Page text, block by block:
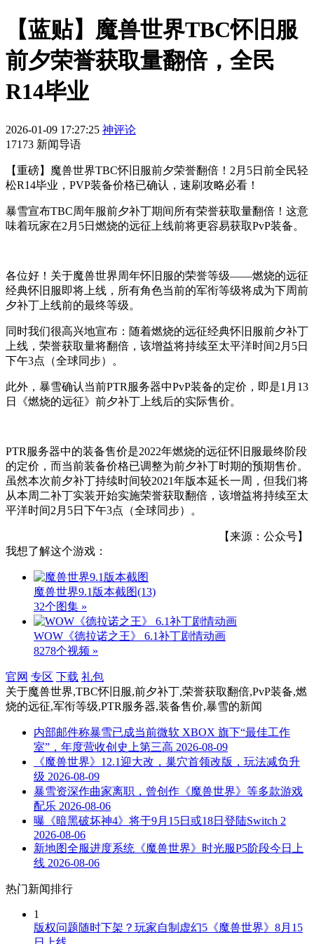
【蓝贴】魔兽世界TBC怀旧服
前夕荣誉获取量翻倍，全民
R14毕业
2026-01-09 17:27:25 神评论
17173 新闻导语
【重磅】魔兽世界TBC怀旧服前夕荣誉翻倍！2月5日前全民轻
松R14毕业，PVP装备价格已确认，速刷攻略必看！
暴雪宣布TBC周年服前夕补丁期间所有荣誉获取量翻倍！这意
味着玩家在2月5日燃烧的远征上线前将更容易获取PvP装备。
各位好！关于魔兽世界周年怀旧服的荣誉等级——燃烧的远征
经典怀旧服即将上线，所有角色当前的军衔等级将成为下周前
夕补丁上线前的最终等级。
同时我们很高兴地宣布：随着燃烧的远征经典怀旧服前夕补丁
上线，荣誉获取量将翻倍，该增益将持续至太平洋时间2月5日
下午3点（全球同步）。
此外，暴雪确认当前PTR服务器中PvP装备的定价，即是1月13
日《燃烧的远征》前夕补丁上线后的实际售价。
PTR服务器中的装备售价是2022年燃烧的远征怀旧服最终阶段
的定价，而当前装备价格已调整为前夕补丁时期的预期售价。
虽然本次前夕补丁持续时间较2021年版本延长一周，但我们将
从本周二补丁实装开始实施荣誉获取翻倍，该增益将持续至太
平洋时间2月5日下午3点（全球同步）。
【来源：公众号】
我想了解这个游戏：
魔兽世界9.1版本截图(13)
32个图集 »
WOW《德拉诺之王》 6.1补丁剧情动画
8278个视频 »
官网 专区 下载 礼包
关于魔兽世界,TBC怀旧服,前夕补丁,荣誉获取翻倍,PvP装备,燃
烧的远征,军衔等级,PTR服务器,装备售价,暴雪的新闻
内部邮件称暴雪已成当前微软 XBOX 旗下“最佳工作
室”，年度营收创史上第三高 2026-08-09
《魔兽世界》12.1迎大改，巢穴首领改版，玩法减负升
级 2026-08-09
暴雪资深作曲家离职，曾创作《魔兽世界》等多款游戏
配乐 2026-08-06
曝《暗黑破坏神4》将于9月15日或18日登陆Switch 2
2026-08-06
新地图全服进度系统《魔兽世界》时光服P5阶段今日上
线 2026-08-06
热门新闻排行
1
版权问题随时下架？玩家自制虚幻5《魔兽世界》8月15